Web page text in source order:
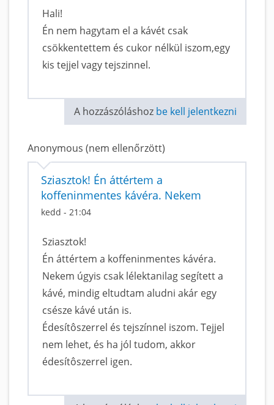
Hali!
Én nem hagytam el a kávét csak
csökkentettem és cukor nélkül iszom,egy
kis tejjel vagy tejszinnel.
A hozzászóláshoz be kell jelentkezni
Anonymous (nem ellenőrzött)
Sziasztok! Én áttértem a
koffeninmentes kávéra. Nekem
kedd - 21:04
Sziasztok!
Én áttértem a koffeninmentes kávéra.
Nekem úgyis csak lélektanilag segített a
kávé, mindig eltudtam aludni akár egy
csésze kávé után is.
Édesítôszerrel és tejszínnel iszom. Tejjel
nem lehet, és ha jól tudom, akkor
édesítôszerrel igen.